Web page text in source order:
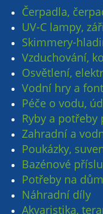
Čerpadla,
UV-C lampy,
Skimmery-
Vzduchování,
Osvětlení,
Vodní hry a
Péče o vodu,
Ryby a potřeby
Zahradní a
Poukázky,
Bazénové
Potřeby na
Náhradní díly
Akvaristika,